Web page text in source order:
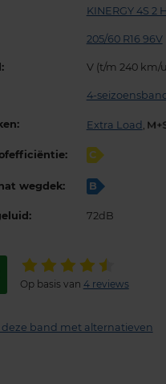
KINERGY 4S 2
205/60 R16 96V
V (t/m 240 km/
4-
Extra Load ,
C
wegdek: B
72dB
Op basis van 4 reviews
deze band met alternatieven